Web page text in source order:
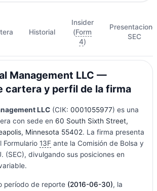
Historial
Insider
(Form
4)
SEC
Management LLC —
cartera y perfil de la firma
LLC(CIK: 0001055977) es una
con sede en 60 South Sixth Street,
Minnesota 55402. La firma presenta
Formulario 13Fante la Comisión de Bolsa y
(SEC), divulgando sus posiciones en
período de reporte (2016-06-30), la